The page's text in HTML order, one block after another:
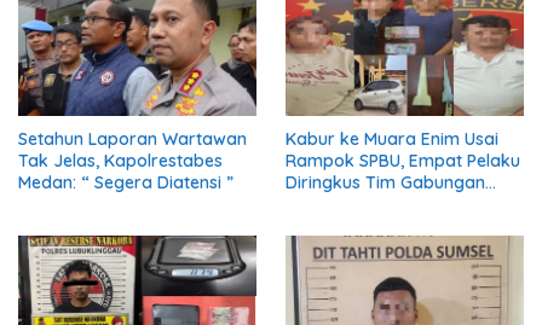
Setahun Laporan Wartawan
Tak Jelas, Kapolrestabes
Medan: “ Segera Diatensi ”
Kabur ke Muara Enim Usai
Rampok SPBU, Empat Pelaku
Diringkus Tim Gabungan